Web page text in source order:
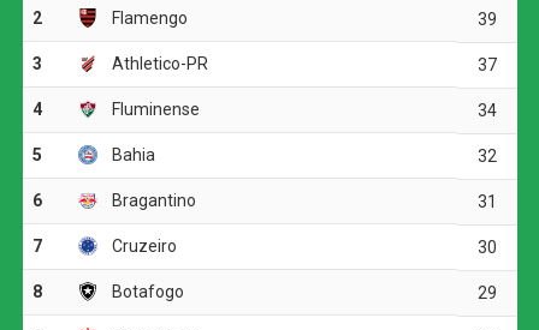
Na etapa final, a equipe gaúcha voltou a ameaçar aos 15
minutos. Após cobrança de escanteio, Marcos Paulo
cabeceou para baixo e exigiu uma boa defesa de
média e longa distância, mas não conseguiu superar o
Aos 41 minutos, Igor Gomes recebeu pela esquerda da
área e teve uma boa chance para abrir o placar, porém
finalizou para fora. Quando a partida caminhava para a
disputa por pênaltis, o Galo encontrou o gol da